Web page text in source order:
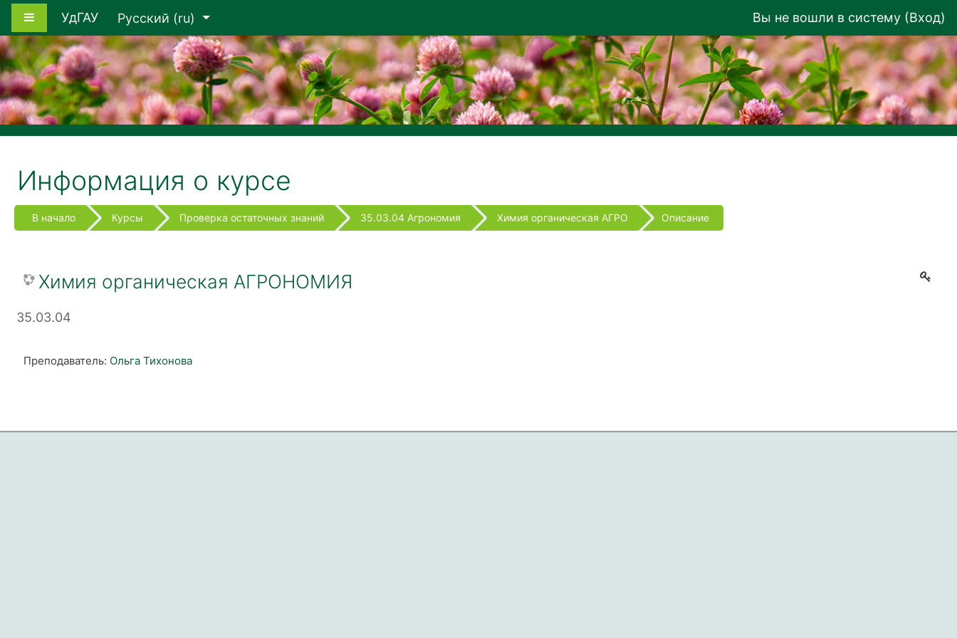
Перейти к основному содержанию
Боковая панель
УдГАУ Русский ‎(ru)‎ Вы не вошли в систему (Вход)
Информация о курсе
В начало Курсы Проверка остаточных знаний 35.03.04 Агрономия Химия органическая АГРО Описание
Химия органическая АГРОНОМИЯ
35.03.04
Преподаватель: Ольга Тихонова